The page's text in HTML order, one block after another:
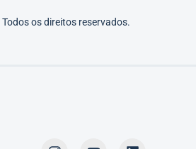
Todos os direitos reservados.